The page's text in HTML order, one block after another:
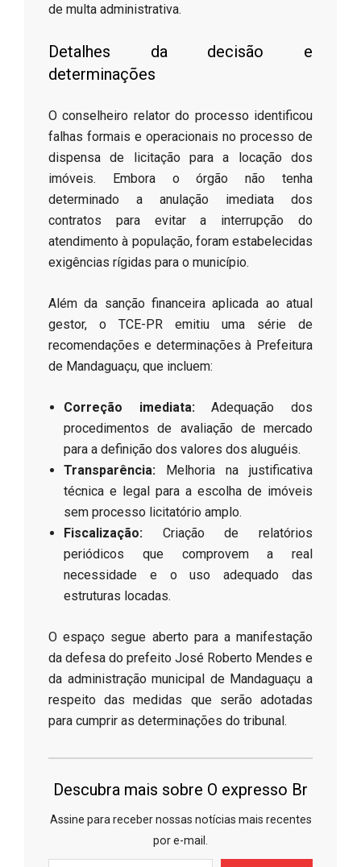
de multa administrativa.
​Detalhes da decisão e
determinações
​O conselheiro relator do processo identificou
falhas formais e operacionais no processo de
dispensa de licitação para a locação dos
imóveis. Embora o órgão não tenha
determinado a anulação imediata dos
contratos para evitar a interrupção do
atendimento à população, foram estabelecidas
exigências rígidas para o município.
​Além da sanção financeira aplicada ao atual
gestor, o TCE-PR emitiu uma série de
recomendações e determinações à Prefeitura
de Mandaguaçu, que incluem:
Correção imediata:Adequação dos
procedimentos de avaliação de mercado
para a definição dos valores dos aluguéis.
Transparência: Melhoria na justificativa
técnica e legal para a escolha de imóveis
sem processo licitatório amplo.
Fiscalização: Criação de relatórios
periódicos que comprovem a real
necessidade e o uso adequado das
estruturas locadas.
​O espaço segue aberto para a manifestação
da defesa do prefeito José Roberto Mendes e
da administração municipal de Mandaguaçu a
respeito das medidas que serão adotadas
para cumprir as determinações do tribunal.
Descubra mais sobre O expresso Br
Assine para receber nossas notícias mais recentes
por e-mail.